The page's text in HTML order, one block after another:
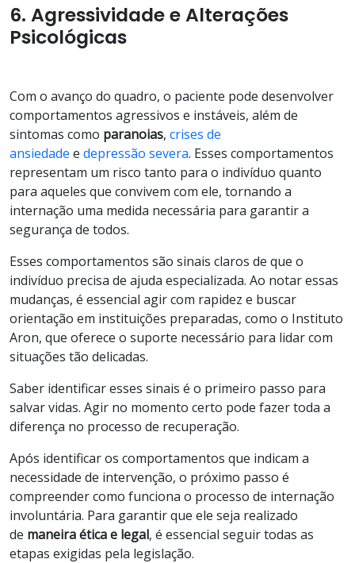
6. Agressividade e Alterações
Psicológicas
Com o avanço do quadro, o paciente pode desenvolver
comportamentos agressivos e instáveis, além de
sintomas como paranoias, crises de
ansiedade e depressão severa. Esses comportamentos
representam um risco tanto para o indivíduo quanto
para aqueles que convivem com ele, tornando a
internação uma medida necessária para garantir a
segurança de todos.
Esses comportamentos são sinais claros de que o
indivíduo precisa de ajuda especializada. Ao notar essas
mudanças, é essencial agir com rapidez e buscar
orientação em instituições preparadas, como o Instituto
Aron, que oferece o suporte necessário para lidar com
situações tão delicadas.
Saber identificar esses sinais é o primeiro passo para
salvar vidas. Agir no momento certo pode fazer toda a
diferença no processo de recuperação.
Após identificar os comportamentos que indicam a
necessidade de intervenção, o próximo passo é
compreender como funciona o processo de internação
involuntária. Para garantir que ele seja realizado
de maneiraéticae legal, é essencial seguir todas as
etapas exigidas pela legislação.